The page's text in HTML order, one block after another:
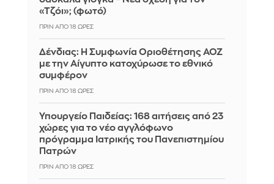
«Τζόι»; (φωτό)
ΠΡΙΝ ΑΠΌ 18 ΏΡΕΣ
Δένδιας: Η Συμφωνία Οριοθέτησης ΑΟΖ
με την Αίγυπτο κατοχύρωσε το εθνικό
συμφέρον
ΠΡΙΝ ΑΠΌ 18 ΏΡΕΣ
Υπουργείο Παιδείας: 168 αιτήσεις από 23
χώρες για το νέο αγγλόφωνο
πρόγραμμα Ιατρικής του Πανεπιστημίου
Πατρών
ΠΡΙΝ ΑΠΌ 18 ΏΡΕΣ